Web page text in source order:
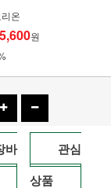
리온
원
바 관심
상품